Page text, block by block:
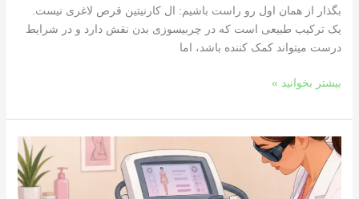
بگذار از همان اول رو راست باشیم: ال کارنیتین قرص لاغری نیست.
یک ترکیب طبیعی است که در چربیسوزی بدن نقش دارد و در شرایط
درست میتواند کمک کننده باشد، اما
بیشتر بخوانید »
لیزر
بیکینی
درد